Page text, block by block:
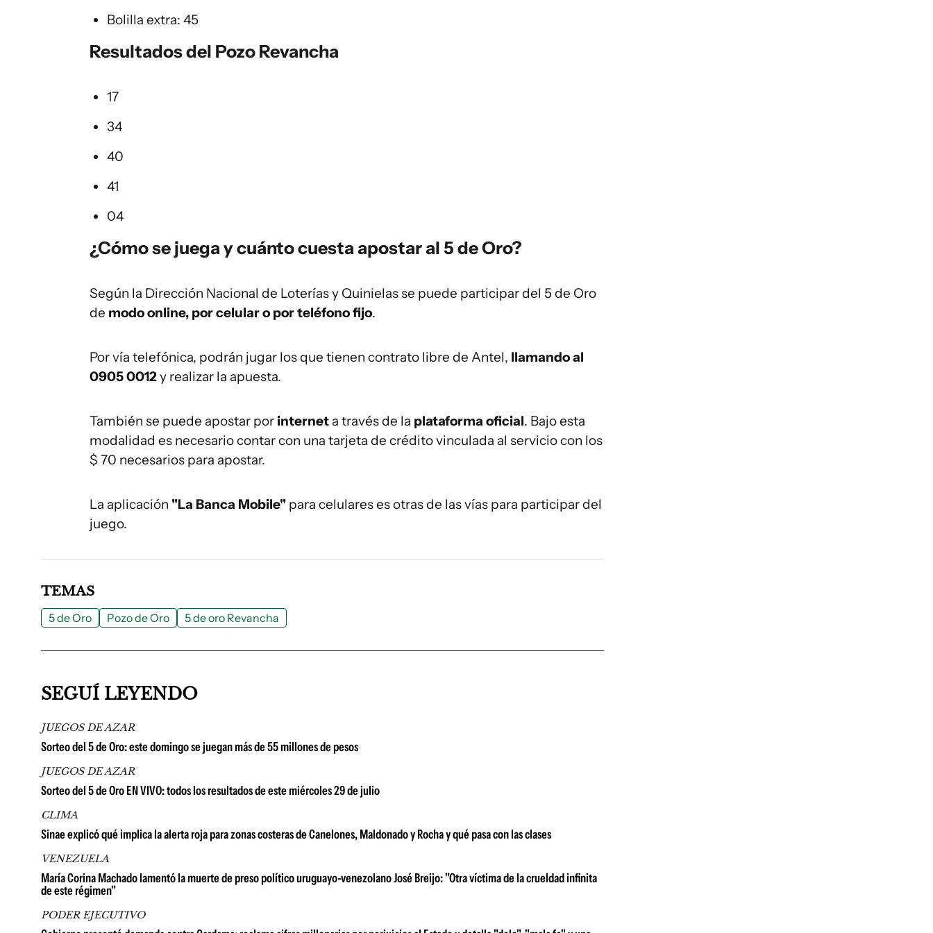
Bolilla extra: 45
Resultados del Pozo Revancha
17
34
40
41
04
¿Cómo se juega y cuánto cuesta apostar al 5 de Oro?
Según la Dirección Nacional de Loterías y Quinielas se puede participar del 5 de Oro
de modo online, por celular o por teléfono fijo.
Por vía telefónica, podrán jugar los que tienen contrato libre de Antel, llamando al
0905 0012y realizar la apuesta.
También se puede apostar por internet a través de la plataforma oficial. Bajo esta
modalidad es necesario contar con una tarjeta de crédito vinculada al servicio con los
$ 70 necesarios para apostar.
La aplicación "La Banca Mobile" para celulares es otras de las vías para participar del
juego.
TEMAS
5 de Oro Pozo de Oro 5 de oro Revancha
SEGUÍ LEYENDO
JUEGOS DE AZAR
Sorteo del 5 de Oro: este domingo se juegan más de 55 millones de pesos
JUEGOS DE AZAR
Sorteo del 5 de Oro EN VIVO: todos los resultados de este miércoles 29 de julio
CLIMA
Sinae explicó qué implica la alerta roja para zonas costeras de Canelones, Maldonado y Rocha y qué pasa con las clases
VENEZUELA
María Corina Machado lamentó la muerte de preso político uruguayo-venezolano José Breijo: "Otra víctima de la crueldad infinita
de este régimen"
PODER EJECUTIVO